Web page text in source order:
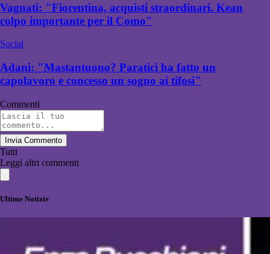
Vagnati: "Fiorentina, acquisti straordinari. Kean
colpo importante per il Como"
Social
Adani: "Mastantuono? Paratici ha fatto un
capolavoro e concesso un sogno ai tifosi"
Commenti
Invia Commento
Tutti
Leggi altri commenti
Ultime Notizie